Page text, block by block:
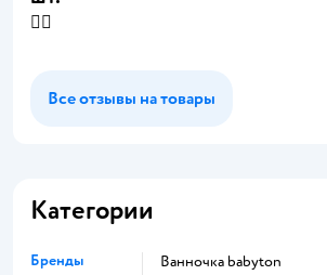
👍🏼
Все отзывы на товары
Категории
Бренды
ванночка babyton